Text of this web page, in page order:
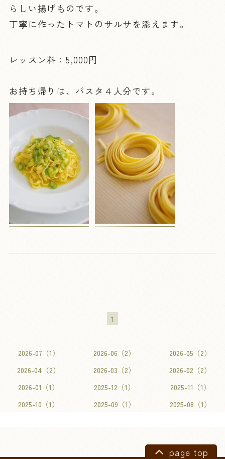
らしい揚げものです。
丁寧に作ったトマトのサルサを添えます。
レッスン料：5,000円
お持ち帰りは、パスタ４人分です。
1
2026-07（1） 2026-06（2）
2026-05（2）
2026-04（2）
2026-03（2）
2026-02（2）
2026-01（1）
2025-12（1）
2025-11（1）
2025-10（1）
2025-09（1） 2025-08（1）
page top